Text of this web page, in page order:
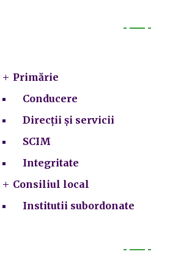
Primărie
Conducere
Direcții și servicii
SCIM
Integritate
Consiliul local
Institutii subordonate